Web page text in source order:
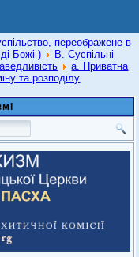
переображене в
Божі )
В. Суспільні
а. Приватна
та розподілу